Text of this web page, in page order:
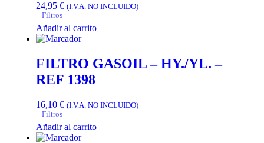
24,95 € (I.V.A. NO INCLUIDO)
Filtros
Añadir al carrito
FILTRO GASOIL – HY./YL. –
REF 1398
16,10 € (I.V.A. NO INCLUIDO)
Filtros
Añadir al carrito